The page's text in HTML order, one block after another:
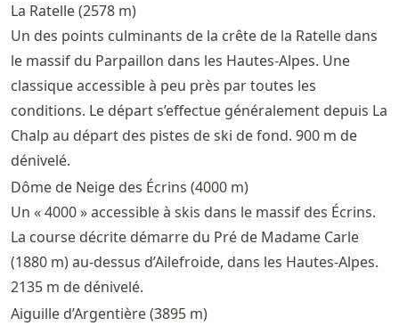
La Ratelle (2578 m)
Un des points culminants de la crête de la Ratelle dans
le massif du Parpaillon dans les Hautes-Alpes. Une
classique accessible à peu près par toutes les
conditions. Le départ s’effectue généralement depuis La
Chalp au départ des pistes de ski de fond. 900 m de
dénivelé.
Dôme de Neige des Écrins (4000 m)
Un « 4000 » accessible à skis dans le massif des Écrins.
La course décrite démarre du Pré de Madame Carle
(1880 m) au-dessus d’Ailefroide, dans les Hautes-Alpes.
2135 m de dénivelé.
Aiguille d’Argentière (3895 m)